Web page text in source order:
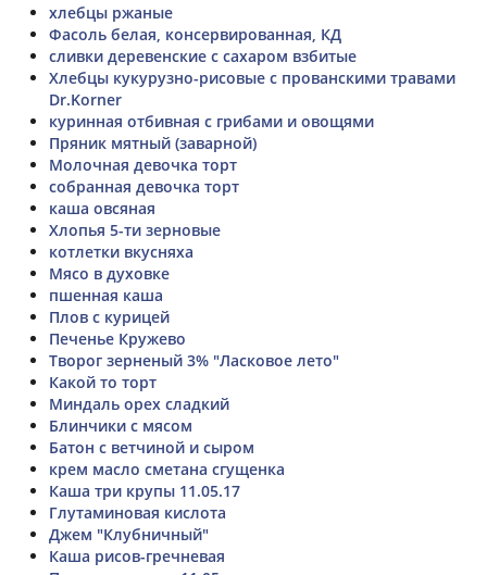
хлебцы ржаные
Фасоль белая, консервированная, КД
сливки деревенские с сахаром взбитые
Хлебцы кукурузно-рисовые с прованскими травами
Dr.Korner
куринная отбивная с грибами и овощями
Пряник мятный (заварной)
Молочная девочка торт
собранная девочка торт
каша овсяная
Хлопья 5-ти зерновые
котлетки вкусняха
Мясо в духовке
пшенная каша
Плов с курицей
Печенье Кружево
Творог зерненый 3% "Ласковое лето"
Какой то торт
Миндаль орех сладкий
Блинчики с мясом
Батон с ветчиной и сыром
крем масло сметана сгущенка
Каша три крупы 11.05.17
Глутаминовая кислота
Джем "Клубничный"
Каша рисов-гречневая